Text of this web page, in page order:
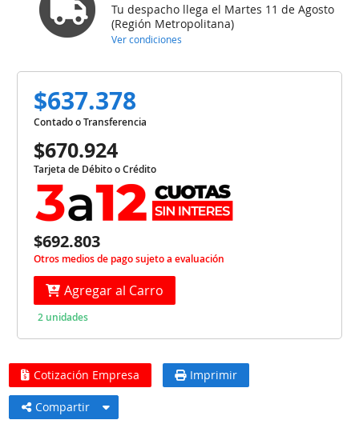
Tu despacho llega el Martes 11 de Agosto
(Región Metropolitana)
Ver condiciones
$637.378
Contado o Transferencia
$670.924
Tarjeta de Débito o Crédito
$692.803
Otros medios de pago sujeto a evaluación
Agregar al Carro
2 unidades
Cotización Empresa Imprimir
Compartir